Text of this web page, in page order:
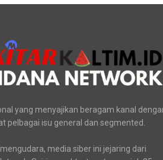
yang menyajikan beragam kanal
pelbagai isu general dan segmented.
media siber ini jejaring dari